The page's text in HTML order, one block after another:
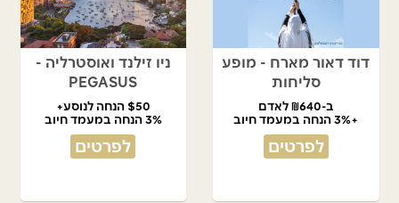
דוד דאור מארח - מופע
סליחות
ב-₪640 לאדם
+3% הנחה במעמד חיוב
לפרטים
ניו זילנד ואוסטרליה -
PEGASUS
$50 הנחה לנוסע+
3% הנחה במעמד חיוב
לפרטים